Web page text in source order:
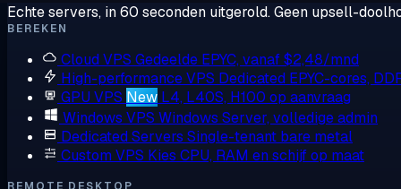
Echte servers, in 60 seconden uitgerold. Geen upsell-
BEREKEN
Cloud VPS Gedeelde EPYC, vanaf $2,48/mnd
High-performance VPS Dedicated EPYC-cores,
GPU VPS New L4, L40S, H100 op aanvraag
Windows VPS Windows Server, volledige admin
Dedicated Servers Single-tenant bare metal
Custom VPS Kies CPU, RAM en schijf op maat